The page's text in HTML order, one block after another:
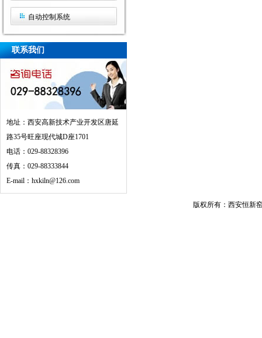
自动控制系统
联系我们
地址：西安高新技术产业开发区唐延
路35号旺座现代城D座1701
电话：029-88328396
传真：029-88333844
E-mail：hxkiln@126.com
版权所有：西安恒新